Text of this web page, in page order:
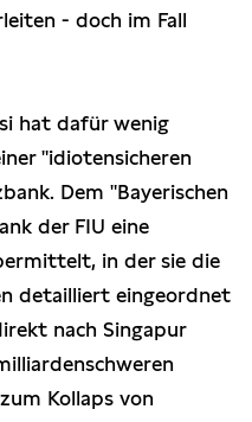
- doch im Fall
hat dafür wenig
"idiotensicheren
Dem "Bayerischen
der FIU eine
in der sie die
detailliert eingeordnet
nach Singapur
Kollaps von